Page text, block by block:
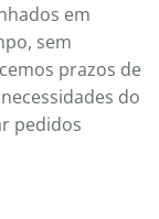
em
sem
prazos de
do
pedidos